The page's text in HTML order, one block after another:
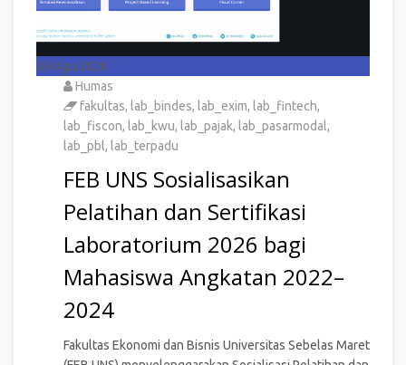
09 Agu 2026
Humas
fakultas, lab_bindes, lab_exim, lab_fintech,
lab_fiscon, lab_kwu, lab_pajak, lab_pasarmodal,
lab_pbl, lab_terpadu
FEB UNS Sosialisasikan
Pelatihan dan Sertifikasi
Laboratorium 2026 bagi
Mahasiswa Angkatan 2022–
2024
Fakultas Ekonomi dan Bisnis Universitas Sebelas Maret